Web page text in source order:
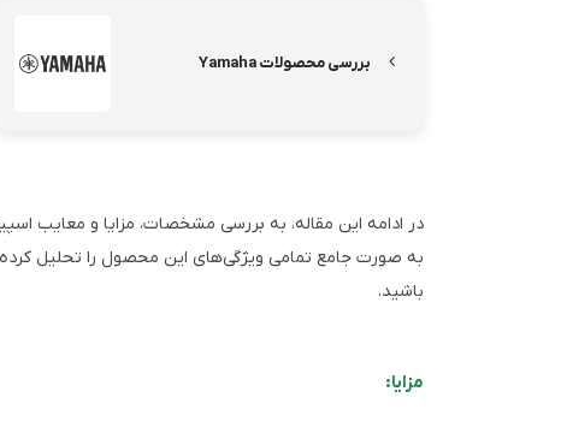
بررسی محصولات Yamaha
به صورت جامع تمامی ویژگی‌های این محصول را تحلیل
باشید.
مزایا: